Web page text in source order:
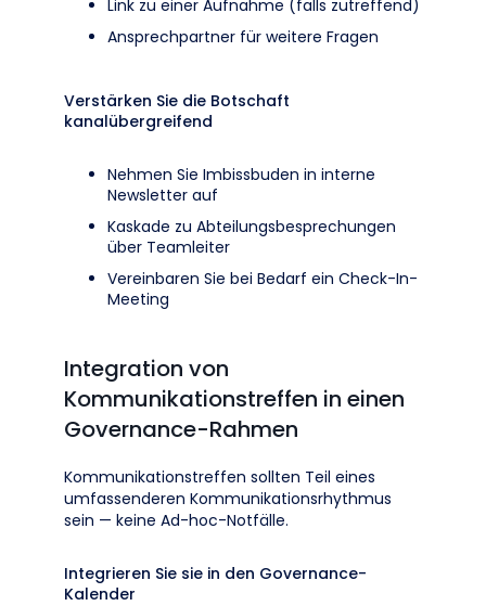
Link zu einer Aufnahme (falls zutreffend)
Ansprechpartner für weitere Fragen
Verstärken Sie die Botschaft
kanalübergreifend
Nehmen Sie Imbissbuden in interne
Newsletter auf
Kaskade zu Abteilungsbesprechungen
über Teamleiter
Vereinbaren Sie bei Bedarf ein Check-In-
Meeting
Integration von
Kommunikationstreffen in einen
Governance-Rahmen
Kommunikationstreffen sollten Teil eines
umfassenderen Kommunikationsrhythmus
sein — keine Ad-hoc-Notfälle.
Integrieren Sie sie in den Governance-
Kalender